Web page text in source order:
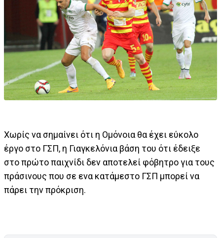
Χωρίς να σημαίνει ότι η Ομόνοια θα έχει εύκολο
έργο στο ΓΣΠ, η Γιαγκελόνια βάση του ότι έδειξε
στο πρώτο παιχνίδι δεν αποτελεί φόβητρο για τους
πράσινους που σε ενα κατάμεστο ΓΣΠ μπορεί να
πάρει την πρόκριση.